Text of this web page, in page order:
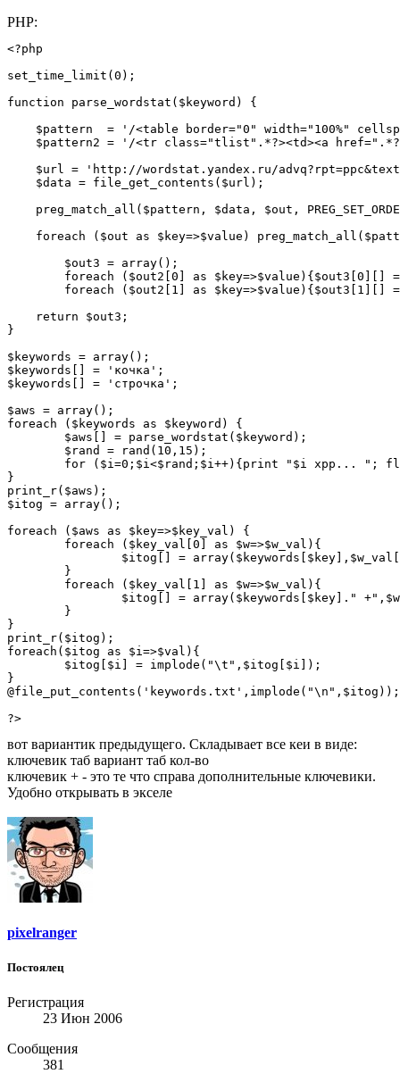
PHP:
<?php
set_time_limit(0);
function parse_wordstat($keyword) {
$pattern  = '/<table border="0" width="100%"
$pattern2 = '/<tr class="tlist".*?><td><a
$url = 'http://wordstat.yandex.ru/
    $data = file_get_contents($url);
preg_match_all($pattern, $data, $out,
foreach ($out as $key=>$value)
    return $out3;
}
$keywords = array();
$keywords[] = 'кочка';
$keywords[] = 'строчка';
$aws = array();
foreach ($keywords as $keyword) {
}
print_r($aws);
$itog = array();
foreach ($aws as $key=>$key_val) {
}
print_r($itog);
foreach($itog as $i=>$val){
}
@file_put_contents('keywords.txt',implode("\n",$itog));
?>
вот вариантик предыдущего. Складывает все кеи в виде:
ключевик таб вариант таб кол-во
ключевик + - это те что справа дополнительные ключевики.
Удобно открывать в экселе
pixelranger
Постоялец
Регистрация
23 Июн 2006
Сообщения
381